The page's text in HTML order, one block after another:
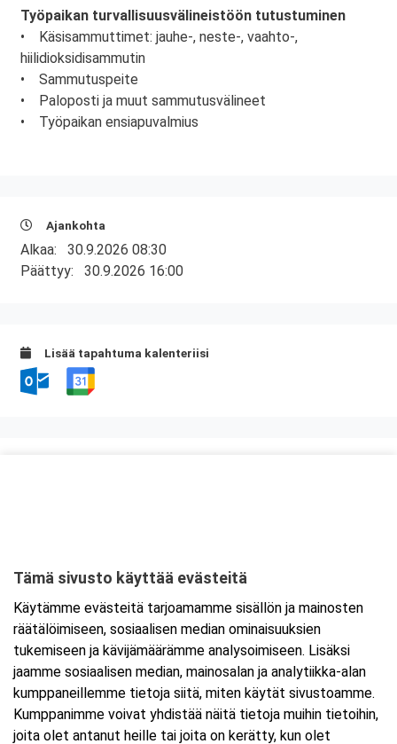
Työpaikan turvallisuusvälineistöön tutustuminen
• Käsisammuttimet: jauhe-, neste-, vaahto-,
hiilidioksidisammutin
• Sammutuspeite
• Paloposti ja muut sammutusvälineet
• Työpaikan ensiapuvalmius
Ajankohta
Alkaa: 30.9.2026 08:30
Päättyy: 30.9.2026 16:00
Lisää tapahtuma kalenteriisi
Tarkempi kartta ja ajo-ohjeet
Tämä sivusto käyttää evästeitä
Käytämme evästeitä tarjoamamme sisällön ja mainosten
räätälöimiseen, sosiaalisen median ominaisuuksien
tukemiseen ja kävijämäärämme analysoimiseen. Lisäksi
jaamme sosiaalisen median, mainosalan ja analytiikka-alan
kumppaneillemme tietoja siitä, miten käytät sivustoamme.
Kumppanimme voivat yhdistää näitä tietoja muihin tietoihin,
joita olet antanut heille tai joita on kerätty, kun olet